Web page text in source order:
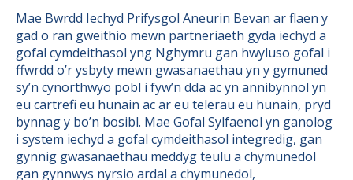
Mae Bwrdd Iechyd Prifysgol Aneurin Bevan ar flaen y
gad o ran gweithio mewn partneriaeth gyda iechyd a
gofal cymdeithasol yng Nghymru gan hwyluso gofal i
ffwrdd o’r ysbyty mewn gwasanaethau yn y gymuned
sy’n cynorthwyo pobl i fyw’n dda ac yn annibynnol yn
eu cartrefi eu hunain ac ar eu telerau eu hunain, pryd
bynnag y bo’n bosibl. Mae Gofal Sylfaenol yn ganolog
i system iechyd a gofal cymdeithasol integredig, gan
gynnig gwasanaethau meddyg teulu a chymunedol
gan gynnwys nyrsio ardal a chymunedol,